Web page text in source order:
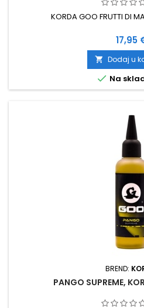
KORDA GOO FRUTTI DI
Cijena
17,95
 Dodaj u
 Na
BREND:
PANGO SUPREME,